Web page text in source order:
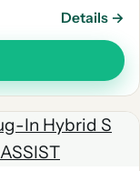
Details →